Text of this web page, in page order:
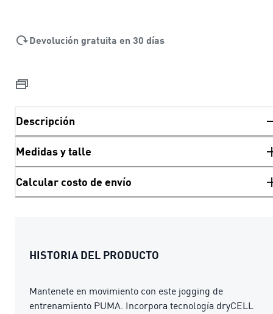
Devolución gratuita en 30 días
Descripción
Medidas y talle
Calcular costo de envío
HISTORIA DEL PRODUCTO
Mantenete en movimiento con este jogging de
entrenamiento PUMA. Incorpora tecnología dryCELL